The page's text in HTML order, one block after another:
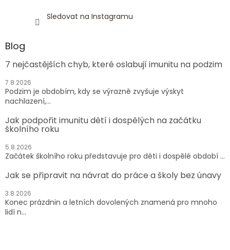
Sledovat na Instagramu
Blog
7 nejčastějších chyb, které oslabují imunitu na podzim
7.8.2026
Podzim je obdobím, kdy se výrazně zvyšuje výskyt
nachlazení,...
Jak podpořit imunitu dětí i dospělých na začátku
školního roku
5.8.2026
Začátek školního roku představuje pro děti i dospělé období ...
Jak se připravit na návrat do práce a školy bez únavy
3.8.2026
Konec prázdnin a letních dovolených znamená pro mnoho
lidí n...